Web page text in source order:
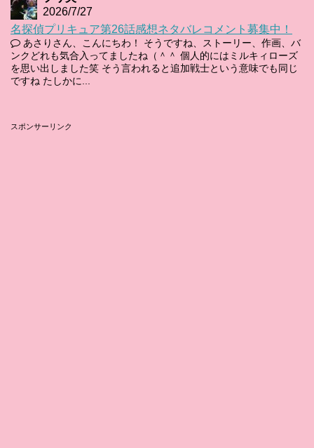
2026/7/27
名探偵プリキュア第26話感想ネタバレコメント募集中！
あさりさん、こんにちわ！ そうですね、ストーリー、作画、バ
ンクどれも気合入ってましたね（＾＾ 個人的にはミルキィローズ
を思い出しました笑 そう言われると追加戦士という意味でも同じ
ですね たしかに...
スポンサーリンク